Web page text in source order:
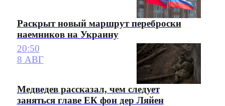
Раскрыт новый маршрут переброски
наемников на Украину
20:50
8 АВГ
Медведев рассказал, чем следует
заняться главе ЕК фон дер Ляйен